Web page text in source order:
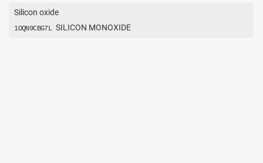
Silicon oxide
1OQN9CBG7L SILICON MONOXIDE